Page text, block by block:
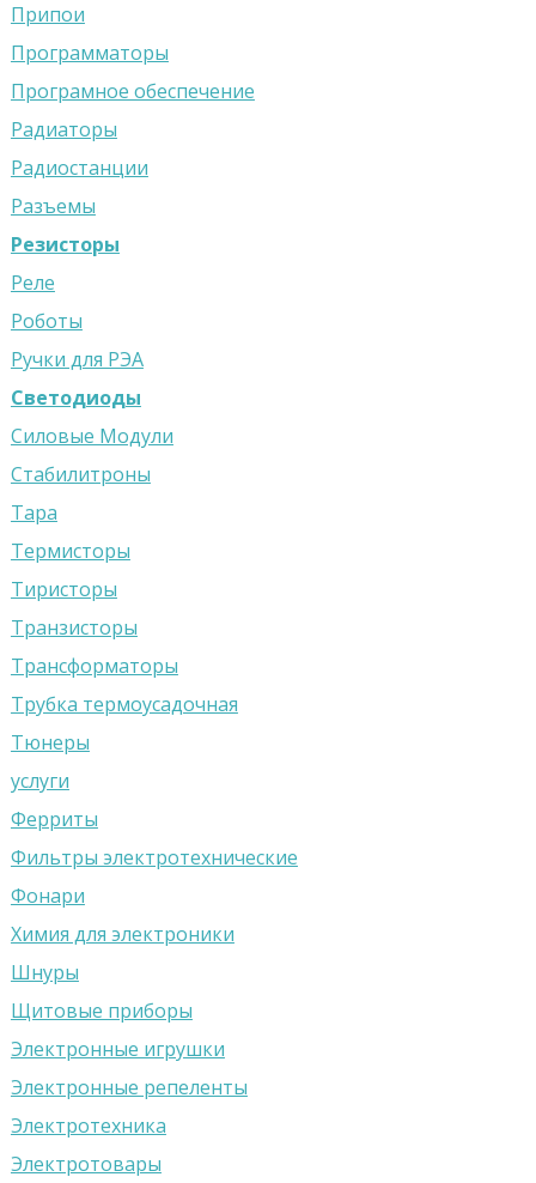
Припои
Программаторы
Програмное обеспечение
Радиаторы
Радиостанции
Разъемы
Резисторы
Реле
Роботы
Ручки для РЭА
Светодиоды
Силовые Модули
Стабилитроны
Тара
Термисторы
Тиристоры
Транзисторы
Трансформаторы
Трубка термоусадочная
Тюнеры
услуги
Ферриты
Фильтры электротехнические
Фонари
Химия для электроники
Шнуры
Щитовые приборы
Электронные игрушки
Электронные репеленты
Электротехника
Электротовары